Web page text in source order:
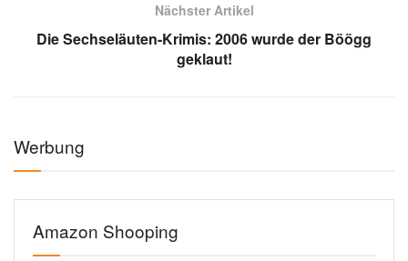
Nächster Artikel
Die Sechseläuten-Krimis: 2006 wurde der Böögg
geklaut!
Werbung
Amazon Shooping